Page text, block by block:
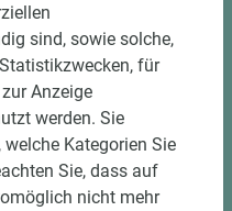
sind, sowie solche,
für
Anzeige
werden. Sie
Kategorien Sie
Sie, dass auf
nicht mehr